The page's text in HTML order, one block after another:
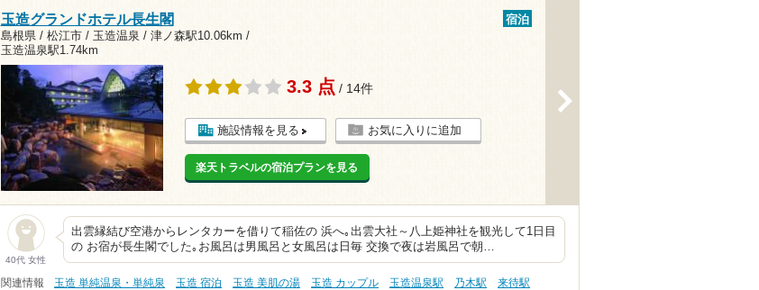
玉造グランドホテル長生閣
島根県 / 松江市 / 玉造温泉 / 津ノ森駅10.06km /
玉造温泉駅1.74km
宿泊
3.3 点 / 14件
施設情報を見る お気に入りに追加
楽天トラベルの宿泊プランを見る
40代 女性
出雲縁結び空港からレンタカーを借りて稲佐の 浜へ｡出雲大社～八上姫神社を観光して1日目
の お宿が長生閣でした｡お風呂は男風呂と女風呂は日毎 交換で夜は岩風呂で朝…
関連情報 玉造 単純温泉・単純泉 玉造 宿泊 玉造 美肌の湯 玉造 カップル 玉造温泉駅 乃木駅
来待駅